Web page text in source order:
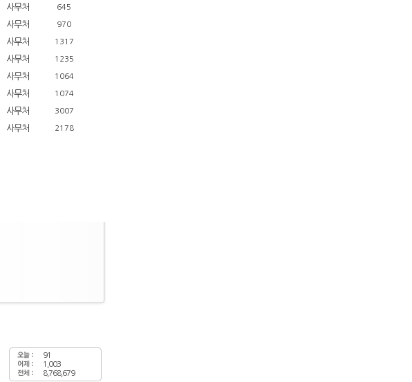
사무처 645
사무처 970
사무처 1317
사무처 1235
사무처 1064
사무처 1074
사무처 3007
사무처 2178
91
1,003
8,768,679